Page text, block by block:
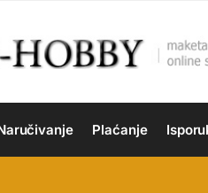
Plaćanje